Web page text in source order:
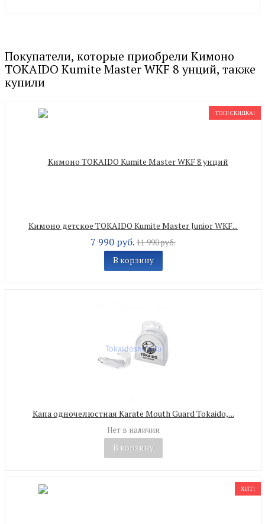
Покупатели, которые приобрели Кимоно
TOKAIDO Kumite Master WKF 8 унций, также
купили
ТОП! СКИДКА!
Кимоно детское TOKAIDO Kumite Master Junior WKF...
7 990 руб. 11 990 руб.
В корзину
Капа одночелюстная Karate Mouth Guard Tokaido, ...
Нет в наличии
В корзину
ХИТ!